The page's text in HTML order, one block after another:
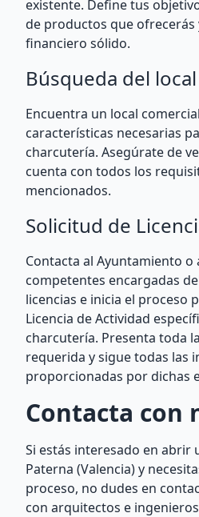
existente. Define tus
de productos que ofrecerás
financiero sólido.
Búsqueda del
Encuentra un local
características necesarias
charcutería. Asegúrate de
cuenta con todos los
mencionados.
Solicitud de
Contacta al Ayuntamiento o
competentes encargadas
licencias e inicia el proceso
Licencia de Actividad
charcutería. Presenta toda
requerida y sigue todas las
proporcionadas por dichas
Contacta con
Si estás interesado en abrir
Paterna (Valencia) y
proceso, no dudes en
con arquitectos e